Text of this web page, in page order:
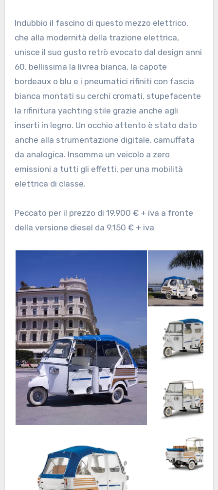
Indubbio il fascino di questo mezzo elettrico,
che alla modernità della trazione elettrica,
unisce il suo gusto retrò evocato dal design anni
60, bellissima la livrea bianca, la capote
bordeaux o blu e i pneumatici rifiniti con fascia
bianca montati su cerchi cromati, stupefacente
la rifinitura yachting stile grazie anche agli
inserti in legno. Un occhio attento è stato dato
anche alla strumentazione digitale, camuffata
da analogica. Insomma un veicolo a zero
emissioni a tutti gli effetti, per una mobilità
elettrica di classe.
Peccato per il prezzo di 19.900 € + iva a fronte
della versione diesel da 9.150 € + iva